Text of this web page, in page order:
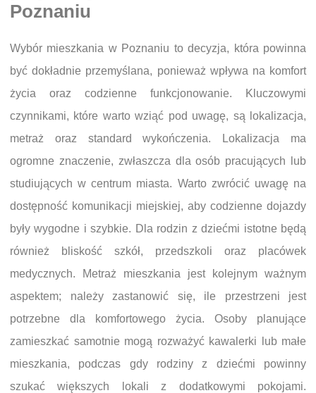
Poznaniu
Wybór mieszkania w Poznaniu to decyzja, która powinna
być dokładnie przemyślana, ponieważ wpływa na komfort
życia oraz codzienne funkcjonowanie. Kluczowymi
czynnikami, które warto wziąć pod uwagę, są lokalizacja,
metraż oraz standard wykończenia. Lokalizacja ma
ogromne znaczenie, zwłaszcza dla osób pracujących lub
studiujących w centrum miasta. Warto zwrócić uwagę na
dostępność komunikacji miejskiej, aby codzienne dojazdy
były wygodne i szybkie. Dla rodzin z dziećmi istotne będą
również bliskość szkół, przedszkoli oraz placówek
medycznych. Metraż mieszkania jest kolejnym ważnym
aspektem; należy zastanowić się, ile przestrzeni jest
potrzebne dla komfortowego życia. Osoby planujące
zamieszkać samotnie mogą rozważyć kawalerki lub małe
mieszkania, podczas gdy rodziny z dziećmi powinny
szukać większych lokali z dodatkowymi pokojami.